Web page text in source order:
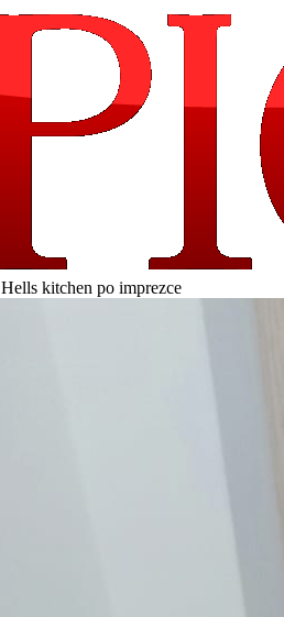
Hells kitchen po imprezce